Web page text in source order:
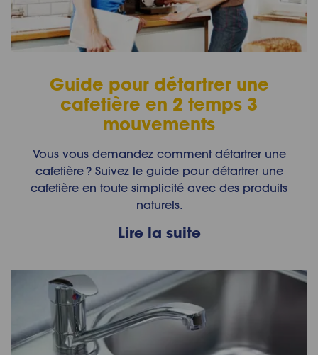
Guide pour détartrer une
cafetière en 2 temps 3
mouvements
Vous vous demandez comment détartrer une
cafetière ? Suivez le guide pour détartrer une
cafetière en toute simplicité avec des produits
naturels.
Lire la suite